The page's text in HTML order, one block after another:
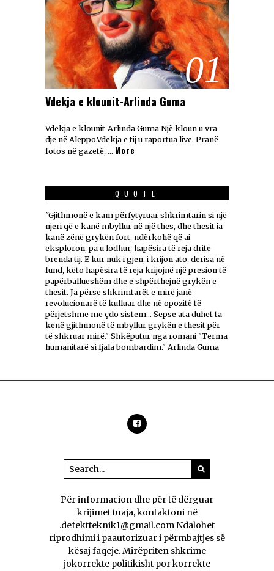
01
Vdekja e klounit-Arlinda Guma
Vdekja e klounit-Arlinda Guma Një kloun u vra
dje në Aleppo.Vdekja e tij u raportua live. Pranë
fotos në gazetë, … More
QUOTE
"Gjithmonë e kam përfytyruar shkrimtarin si një
njeri që e kanë mbyllur në një thes, dhe thesit ia
kanë zënë grykën fort, ndërkohë që ai
eksploron, pa u lodhur, hapësira të reja drite
brenda tij. E kur nuk i gjen, i krijon ato, derisa në
fund, këto hapësira të reja krijojnë një presion të
papërballueshëm dhe e shpërthejnë grykën e
thesit. Ja përse shkrimtarët e mirë janë
revolucionarë të kulluar dhe në opozitë të
përjetshme me çdo sistem... Sepse ata duhet ta
kenë gjithmonë të mbyllur grykën e thesit për
të shkruar mirë." Shkëputur nga romani "Terma
humanitarë si fjala bombardim." Arlinda Guma
Për informacion dhe për të dërguar
krijimet tuaja, kontaktoni në
.defektteknik1@gmail.com Ndalohet
riprodhimi i paautorizuar i përmbajtjes së
kësaj faqeje. Mirëpriten shkrime
jokorrekte politikisht por korrekte